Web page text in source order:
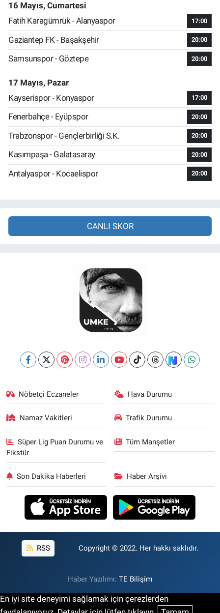
16 Mayıs, Cumartesi
Fatih Karagümrük - Alanyaspor
17:00
Gaziantep FK - Başakşehir 20:00
Samsunspor - Göztepe 20:00
17 Mayıs, Pazar
Kayserispor - Konyaspor
17:00
Fenerbahçe - Eyüpspor 20:00
Trabzonspor - Gençlerbirliği S.K. 20:00
Kasımpaşa - Galatasaray 20:00
Antalyaspor - Kocaelispor 20:00
CANLI SKOR
Nöbetçi Eczaneler Hava Durumu
Namaz Vakitleri Trafik Durumu
Süper Lig Puan Durumu ve
Fikstür
Tüm Manşetler
Son Dakika Haberleri Haber Arşivi
RSS Copyright © 2022. Her hakkı saklıdır.
Haber Yazılımı: TE Bilişim
En iyi site deneyimi sağlamak için çerezlerden